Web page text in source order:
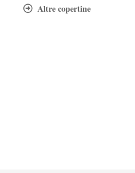
Altre copertine